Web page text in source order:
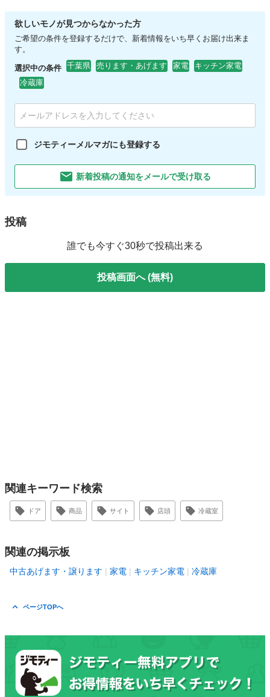
欲しいモノが見つからなかった方
ご希望の条件を登録するだけで、新着情報をいち早くお届け出来ま
す。
選択中の条件 千葉県 売ります・あげます 家電
キッチン家電
冷蔵庫
ジモティーメルマガにも登録する
新着投稿の通知をメールで受け取る
投稿
誰でも今すぐ30秒で投稿出来る
投稿画面へ (無料)
関連キーワード検索
ドア 商品 サイト 店頭 冷蔵室
関連の掲示板
中古あげます・譲ります 家電 キッチン家電 冷蔵庫
ページTOPへ